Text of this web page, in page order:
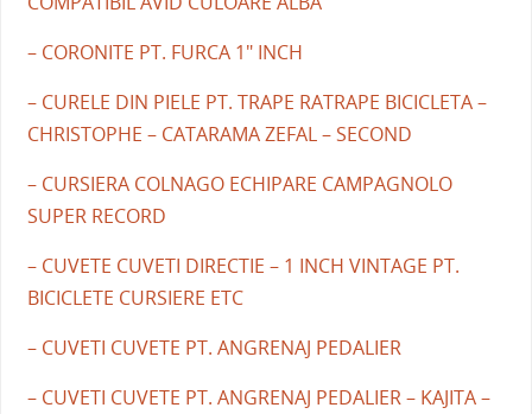
– CORONITE PT. FURCA 1" INCH
– CURELE DIN PIELE PT. TRAPE RATRAPE BICICLETA –
CHRISTOPHE – CATARAMA ZEFAL – SECOND
– CURSIERA COLNAGO ECHIPARE CAMPAGNOLO
SUPER RECORD
– CUVETE CUVETI DIRECTIE – 1 INCH VINTAGE PT.
BICICLETE CURSIERE ETC
– CUVETI CUVETE PT. ANGRENAJ PEDALIER
– CUVETI CUVETE PT. ANGRENAJ PEDALIER – KAJITA –